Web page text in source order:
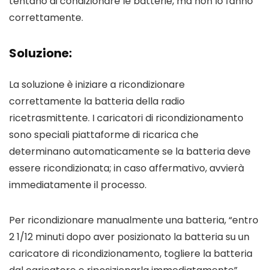
correttamente.
Soluzione:
La soluzione è iniziare a ricondizionare
correttamente la batteria della radio
ricetrasmittente. I caricatori di ricondizionamento
sono speciali piattaforme di ricarica che
determinano automaticamente se la batteria deve
essere ricondizionata; in caso affermativo, avvierà
immediatamente il processo.
Per ricondizionare manualmente una batteria, “entro
2 1/12 minuti dopo aver posizionato la batteria su un
caricatore di ricondizionamento, togliere la batteria